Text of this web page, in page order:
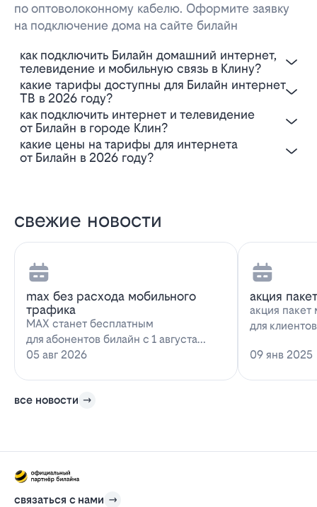
по оптоволоконному кабелю. Оформите заявку
на подключение дома на сайте билайн
Как подключить Билайн домашний интернет,
телевидение и мобильную связь в Клину?
Какие тарифы доступны для Билайн интернет
ТВ в 2026 году?
Как подключить интернет и телевидение
от Билайн в городе Клин?
Какие цены на тарифы для интернета
от Билайн в 2026 году?
свежие новости
max без расхода мобильного
трафика
MAX станет бесплатным
для абонентов билайн с 1 августа
2026 года использование
05 авг 2026
акция
акция пакет
для
09 янв 2025
все новости
связаться с нами